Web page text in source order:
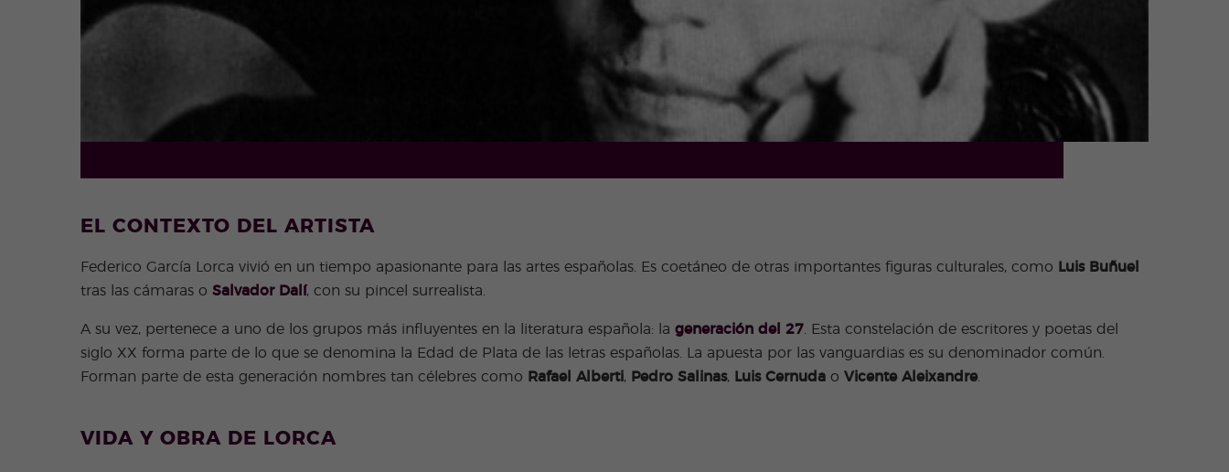
EL CONTEXTO DEL ARTISTA
Federico García Lorca vivió en un tiempo apasionante para las artes españolas. Es coetáneo de otras importantes figuras culturales, como
Luis Buñuel
tras las cámaras o Salvador Dalí, con su pincel surrealista.
A su vez, pertenece a uno de los grupos más influyentes en la literatura española: la generación del 27 . Esta constelación de escritores y poetas del
siglo XX forma parte de lo que se denomina la Edad de Plata de las letras españolas. La apuesta por las vanguardias es su denominador común.
Forman parte de esta generación nombres tan célebres como
Rafael Alberti, Pedro Salinas, Luis Cernuda o Vicente Aleixandre
VIDA Y OBRA DE LORCA